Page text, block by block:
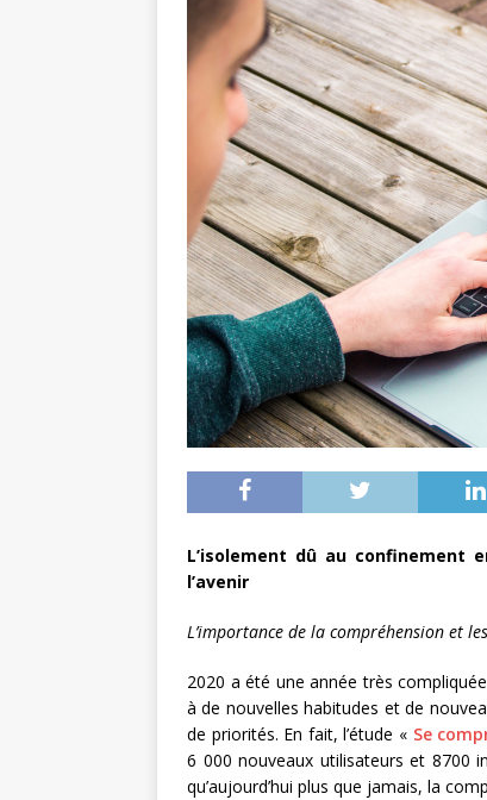
L’isolement dû au
l’avenir
L’importance de la compréhension et
2020 a été une année très
à de nouvelles habitudes et de
de priorités. En fait, l’étude « Se
6 000 nouveaux utilisateurs et 8700
qu’aujourd’hui plus que jamais, la